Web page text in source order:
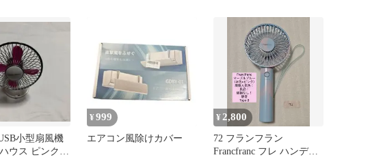
小型扇風機
ウス ピンク
¥ 999
エアコン風除けカバー
¥2,800
72 フランフラン
Francfranc フレ ハンディ